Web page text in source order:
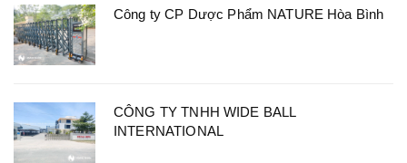
Công ty CP Dược Phẩm NATURE Hòa Bình
CÔNG TY TNHH WIDE BALL
INTERNATIONAL